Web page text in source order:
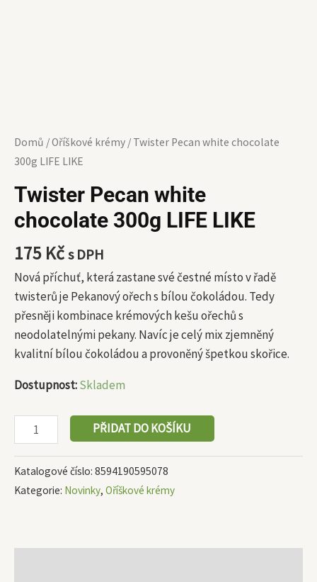
Domů /Oříškové krémy / Twister Pecan white chocolate
300g LIFE LIKE
Twister Pecan white
chocolate 300g LIFE LIKE
175 Kčs DPH
Nová příchuť, která zastane své čestné místo v řadě
twisterů je Pekanový ořech s bílou čokoládou. Tedy
přesněji kombinace krémových kešu ořechů s
neodolatelný­mi pekany. Navíc je celý mix zjemněný
kvalitní bílou čokoládou a provoněný špetkou skořice.
Dostupnost:Skladem
PŘIDAT DO KOŠÍKU
Katalogové číslo: 8594190595078
Kategorie: Novinky, Oříškové krémy